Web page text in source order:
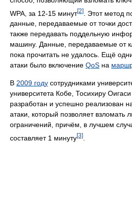
WPA, за 12-15 минут[2]
. Этот метод
данные, передаваемые от точки
также передавать поддельную
машину. Данные, передаваемые от
пока прочитать не удалось. Ещё
атаки было включение QoS на
В 2009 году сотрудниками
университета Кобе, Тосихиру
разработан и успешно реализован
атаки, который позволяет взломать
ограничений, причём, в лучшем
составляет 1 минуту[3]